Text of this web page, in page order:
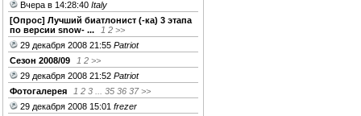
Вчера в 14:28:40 Italy
[Опрос] Лучший биатлонист (-ка) 3 этапа
по версии snow- ...
1 2 >>
29 декабря 2008 21:55 Patriot
Сезон 2008/09
1 2 >>
29 декабря 2008 21:52 Patriot
Фотогалерея
1 2 3 35 36 37 >>
29 декабря 2008 15:01 frezer